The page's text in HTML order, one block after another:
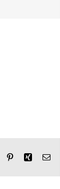
PinterestXingE-